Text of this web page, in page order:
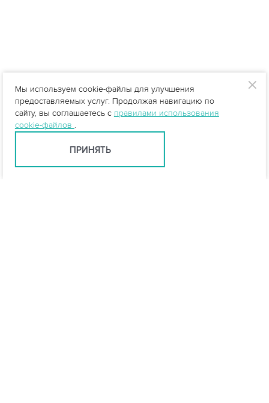
Мы используем cookie-файлы для улучшения
предоставляемых услуг. Продолжая навигацию по
сайту, вы соглашаетесь с правилами использования
cookie-файлов .
ПРИНЯТЬ